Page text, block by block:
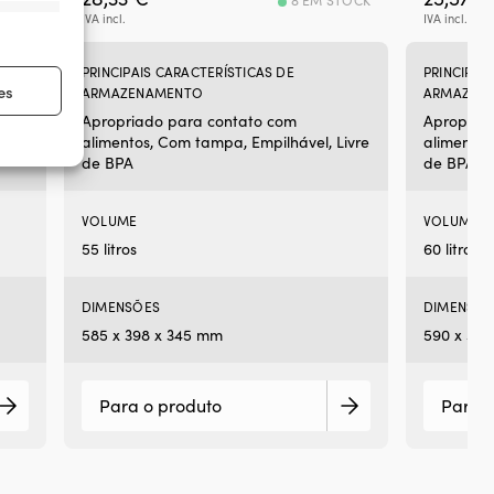
ativo
IVA incl. IVA incl.
PRINCIPAIS CARACTERÍSTICAS DE
ARMAZENAMENTO
Apropriado para contato com
alimentos, Com tampa, Empilhável, Livre
de BPA
de BPA
VOLUME
55 litros
VOLUME
60 litros
DIMENSÕES
585 x 398 x 345 mm 590 x
Para o produto Para